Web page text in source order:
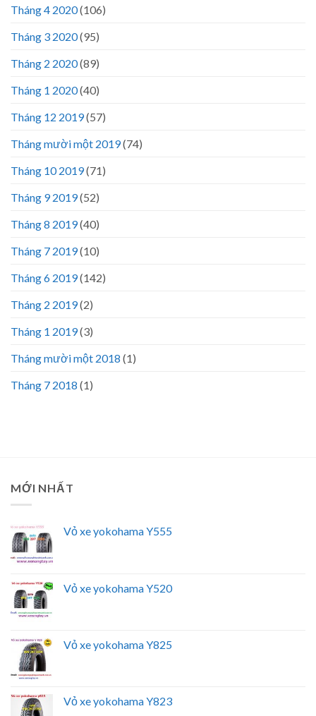
Tháng 4 2020(106)
Tháng 3 2020(95)
Tháng 2 2020(89)
Tháng 1 2020(40)
Tháng 12 2019(57)
Tháng mười một 2019(74)
Tháng 10 2019(71)
Tháng 9 2019(52)
Tháng 8 2019(40)
Tháng 7 2019(10)
Tháng 6 2019(142)
Tháng 2 2019(2)
Tháng 1 2019(3)
Tháng mười một 2018 (1)
Tháng 7 2018 (1)
MỚI NHẤT
Vỏ xe yokohama Y555
Vỏ xe yokohama Y520
Vỏ xe yokohama Y825
Vỏ xe yokohama Y823